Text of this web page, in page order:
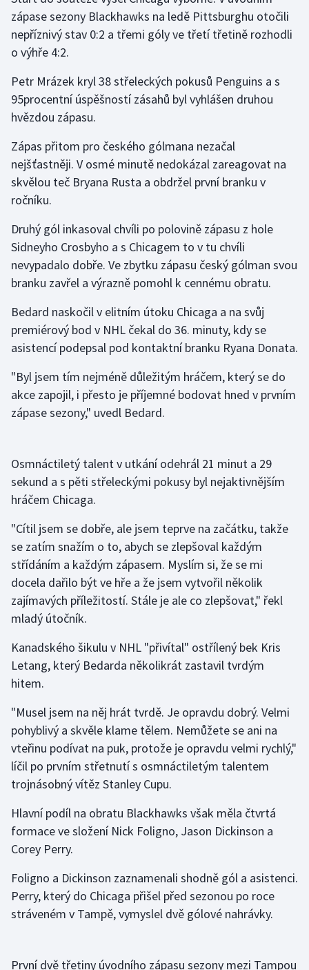
Golf
Gymnastika
Házená
Jezdectví
Judo
Krasobruslení
Lezení
Lyže a snowboard
Moderní pětiboj
Motorsport
Olympijské hry
Parasport
Plážový volejbal
Ragby
Rychlobruslení
Rychlostní kanoistika
Short track
Stolní tenis
Veslování
Vodní slalom
Ostatní
zápase sezony Blackhawks na ledě Pittsburghu otočili
nepříznivý stav 0:2 a třemi góly ve třetí třetině rozhodli
o výhře 4:2.
Petr Mrázek kryl 38 střeleckých pokusů Penguins a s
95procentní úspěšností zásahů byl vyhlášen druhou
hvězdou zápasu.
Zápas přitom pro českého gólmana nezačal
nejšťastněji. V osmé minutě nedokázal zareagovat na
skvělou teč Bryana Rusta a obdržel první branku v
ročníku.
Druhý gól inkasoval chvíli po polovině zápasu z hole
Sidneyho Crosbyho a s Chicagem to v tu chvíli
nevypadalo dobře. Ve zbytku zápasu český gólman svou
branku zavřel a výrazně pomohl k cennému obratu.
Bedard naskočil v elitním útoku Chicaga a na svůj
premiérový bod v NHL čekal do 36. minuty, kdy se
asistencí podepsal pod kontaktní branku Ryana Donata.
"Byl jsem tím nejméně důležitým hráčem, který se do
akce zapojil, i přesto je příjemné bodovat hned v prvním
zápase sezony," uvedl Bedard.
Osmnáctiletý talent v utkání odehrál 21 minut a 29
sekund a s pěti střeleckými pokusy byl nejaktivnějším
hráčem Chicaga.
"Cítil jsem se dobře, ale jsem teprve na začátku, takže
se zatím snažím o to, abych se zlepšoval každým
střídáním a každým zápasem. Myslím si, že se mi
docela dařilo být ve hře a že jsem vytvořil několik
zajímavých příležitostí. Stále je ale co zlepšovat," řekl
mladý útočník.
Kanadského šikulu v NHL "přivítal" ostřílený bek Kris
Letang, který Bedarda několikrát zastavil tvrdým
hitem.
"Musel jsem na něj hrát tvrdě. Je opravdu dobrý. Velmi
pohyblivý a skvěle klame tělem. Nemůžete se ani na
vteřinu podívat na puk, protože je opravdu velmi rychlý,"
líčil po prvním střetnutí s osmnáctiletým talentem
trojnásobný vítěz Stanley Cupu.
Hlavní podíl na obratu Blackhawks však měla čtvrtá
formace ve složení Nick Foligno, Jason Dickinson a
Corey Perry.
Foligno a Dickinson zaznamenali shodně gól a asistenci.
Perry, který do Chicaga přišel před sezonou po roce
stráveném v Tampě, vymyslel dvě gólové nahrávky.
První dvě třetiny úvodního zápasu sezony mezi Tampou